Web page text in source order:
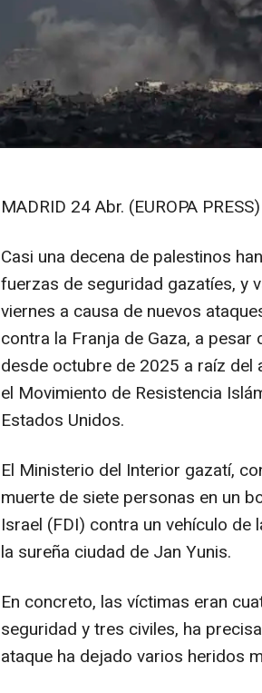
MADRID 24 Abr. (EUROPA
Casi una decena de palestinos
fuerzas de seguridad gazatíes, y
viernes a causa de nuevos
contra la Franja de Gaza, a
desde octubre de 2025 a raíz
el Movimiento de Resistencia
Estados Unidos.
El Ministerio del Interior gazatí,
muerte de siete personas en un
Israel (FDI) contra un vehículo de
la sureña ciudad de Jan Yunis.
En concreto, las víctimas eran
seguridad y tres civiles, ha
ataque ha dejado varios heridos